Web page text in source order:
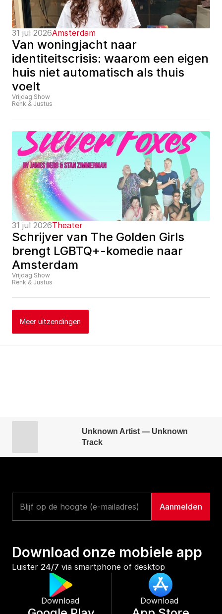
31 jul 2026Amsterdam
Van woningjacht naar
identiteitscrisis: waarom een eigen
huis niet automatisch als thuis
voelt
Vrijdag Show
Renk & Justus
31 jul 2026Theater
Schrijver van The Golden Girls
brengt LGBTQ+-komedie naar
Amsterdam
Vrijdag Show
Renk & Justus
Meer uitzendingen
Unknown Artist — Unknown
Track
Download onze mobiele app
Luister 24/7 via smartphone of desktop
Download Download